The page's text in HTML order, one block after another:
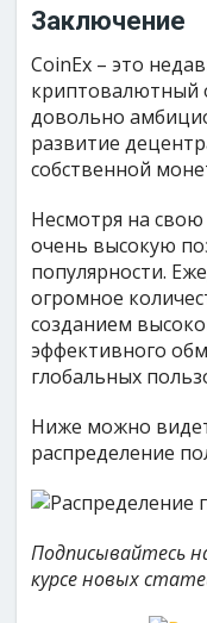
Заключение
CoinEx – это
криптовалютный
довольно
развитие
собственной
Несмотря на
очень высокую
популярности.
огромное
созданием
эффективного
глобальных
Ниже можно
распределение
Подписывайтесь
курсе новых